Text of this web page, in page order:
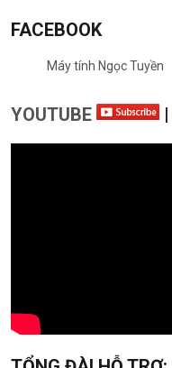
FACEBOOK
Máy tính Ngọc Tuyền
YOUTUBE |